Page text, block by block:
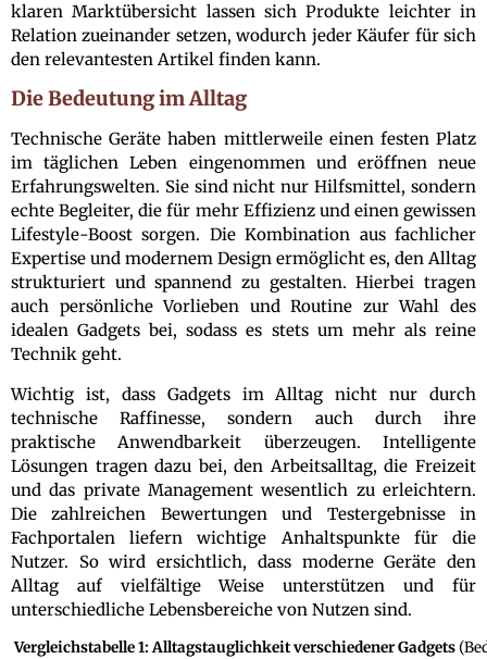
klaren Marktübersicht lassen sich Produkte leichter in
Relation zueinander setzen, wodurch jeder Käufer für sich
den relevantesten Artikel finden kann.
Die Bedeutung im Alltag
Technische Geräte haben mittlerweile einen festen Platz
im täglichen Leben eingenommen und eröffnen neue
Erfahrungswelten. Sie sind nicht nur Hilfsmittel, sondern
echte Begleiter, die für mehr Effizienz und einen gewissen
Lifestyle-Boost sorgen. Die Kombination aus fachlicher
Expertise und modernem Design ermöglicht es, den Alltag
strukturiert und spannend zu gestalten. Hierbei tragen
auch persönliche Vorlieben und Routine zur Wahl des
idealen Gadgets bei, sodass es stets um mehr als reine
Technik geht.
Wichtig ist, dass Gadgets im Alltag nicht nur durch
technische Raffinesse, sondern auch durch ihre
praktische Anwendbarkeit überzeugen. Intelligente
Lösungen tragen dazu bei, den Arbeitsalltag, die Freizeit
und das private Management wesentlich zu erleichtern.
Die zahlreichen Bewertungen und Testergebnisse in
Fachportalen liefern wichtige Anhaltspunkte für die
Nutzer. So wird ersichtlich, dass moderne Geräte den
Alltag auf vielfältige Weise unterstützen und für
unterschiedliche Lebensbereiche von Nutzen sind.
Vergleichstabelle 1: Alltagstauglichkeit verschiedener Gadgets